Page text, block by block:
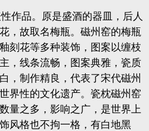
作品。原是盛酒的器皿，后人
，故取名梅瓶。磁州窑的梅瓶
刻花等多种装饰，图案以缠枝
，线条流畅，图案典雅，瓷质
，制作精良，代表了宋代磁州
界性的文化遗产。瓷枕磁州窑
量之多，影响之广，是世界上
风格也不拘一格，有白地黑